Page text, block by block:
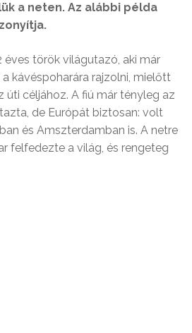
a neten. Az alábbi példa
éves török világutazó, aki már
kávéspoharára rajzolni, mielőtt
úti céljához. A fiú már tényleg az
de Európát biztosan: volt
és Amszterdamban is. A netre
felfedezte a világ, és rengeteg